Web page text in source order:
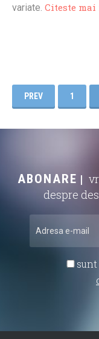
variate. Citeste
PREV 1
ABONARE
despre
sunt